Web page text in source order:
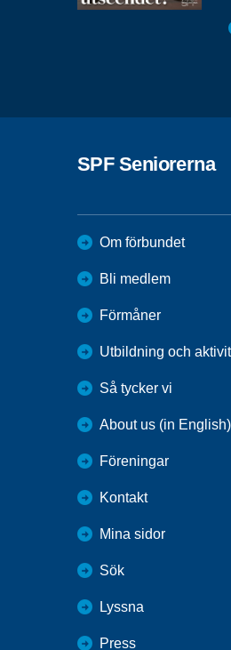
SPF Seniorerna
Om förbundet
Bli medlem
Förmåner
Utbildning och
Så tycker vi
About us (in English)
Föreningar
Kontakt
Mina sidor
Sök
Lyssna
Press